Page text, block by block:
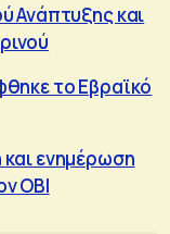
Ανάπτυξης και
το Εβραϊκό
ενημέρωση
ΟΒΙ